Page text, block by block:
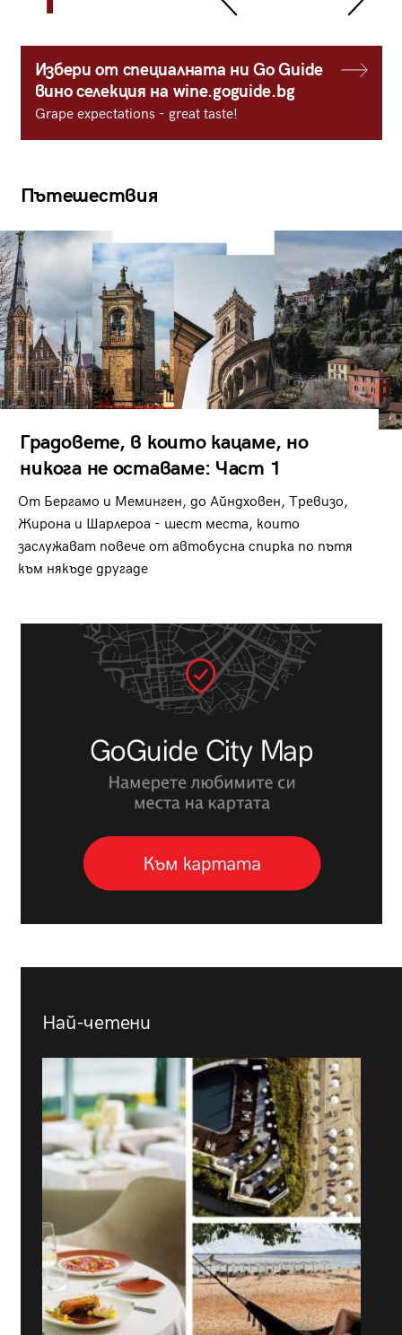
Избери от специалната ни Go Guide
вино селекция на wine.goguide.bg
Grape expectations - great taste!
Пътешествия
Градовете, в които кацаме, но
никога не оставаме: Част 1
От Бергамо и Меминген, до Айндховен, Тревизо,
Жирона и Шарлероа - шест места, които
заслужават повече от автобусна спирка по пътя
към някъде другаде
Най-четени